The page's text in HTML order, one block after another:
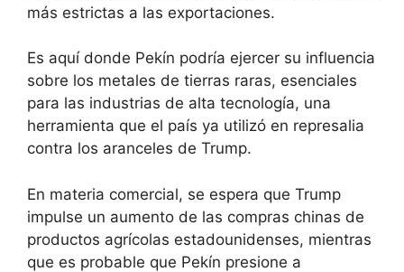
más estrictas a las exportaciones.
Es aquí donde Pekín podría ejercer su influencia
sobre los metales de tierras raras, esenciales
para las industrias de alta tecnología, una
herramienta que el país ya utilizó en represalia
contra los aranceles de Trump.
En materia comercial, se espera que Trump
impulse un aumento de las compras chinas de
productos agrícolas estadounidenses, mientras
que es probable que Pekín presione a